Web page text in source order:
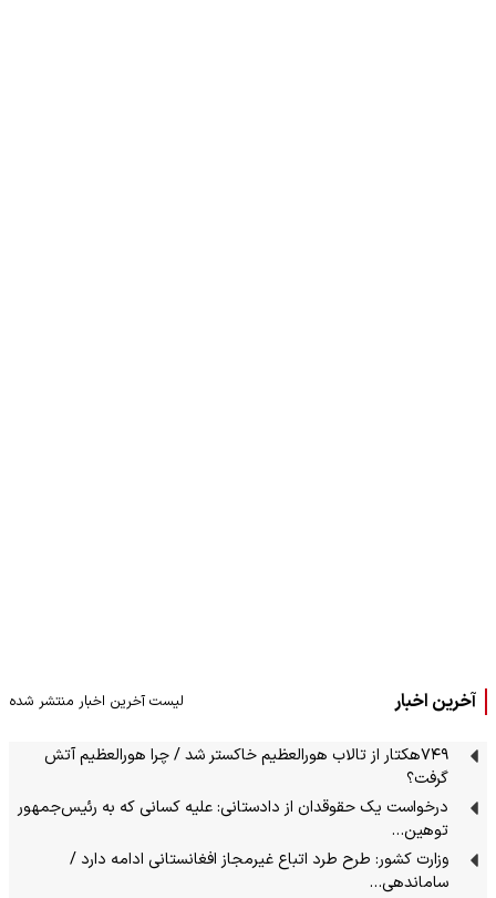
آخرین اخبار لیست آخرین اخبار منتشر شده
۷۴۹هکتار از تالاب هورالعظیم خاکستر شد / چرا هورالعظیم آتش
گرفت؟
درخواست یک حقوقدان از دادستانی: علیه کسانی که به رئیس‌جمهور
توهین…
وزارت کشور: طرح طرد اتباع غیرمجاز افغانستانی ادامه دارد /
ساماندهی…